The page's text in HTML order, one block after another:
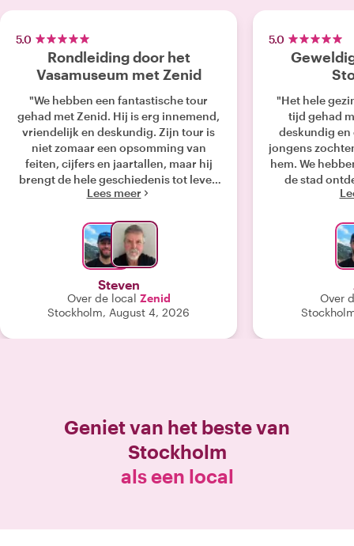
5.0
Rondleiding door het
Vasamuseum met Zenid
"We hebben een fantastische tour
gehad met Zenid. Hij is erg innemend,
vriendelijk en deskundig. Zijn tour is
niet zomaar een opsomming van
feiten, cijfers en jaartallen, maar hij
brengt de hele geschiedenis tot leven
door een fascinerend verhaal te
mensen die betrokken waren bij de
bouw, de bemanning en de
herontdekking ervan. Ik zou Zenid
voor elke tour ten zeerste
aanbevelen."
Lees meer
Steven
Over de local Zenid
Stockholm, August 4, 2026
5.0
"Het hele
tijd gehad
deskundig
jongens
hem. We
de stad
Over
Geniet van het beste van
Stockholm
als een local